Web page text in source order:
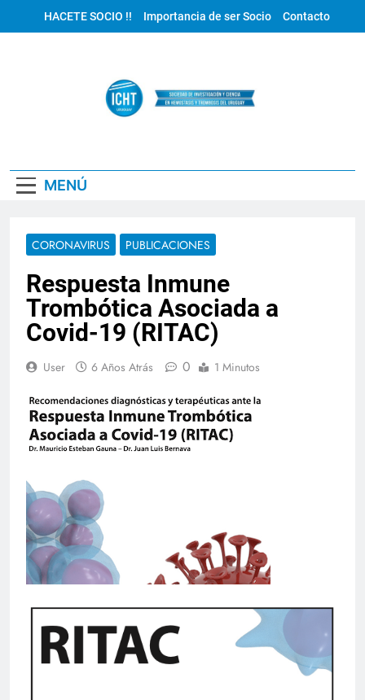
HACETE SOCIO !! Importancia de ser Socio Contacto
MENÚ
CORONAVIRUS PUBLICACIONES
Respuesta Inmune
Trombótica Asociada a
Covid-19 (RITAC)
User 6 Años Atrás 0 1 Minutos